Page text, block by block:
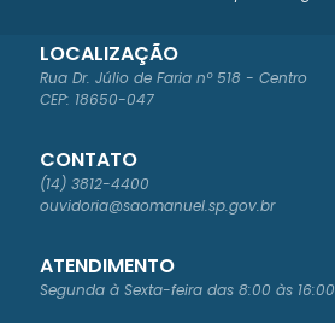
LOCALIZAÇÃO
Rua Dr. Júlio de Faria nº 518 - Centro
CEP: 18650-047
CONTATO
(14) 3812-4400
ouvidoria@saomanuel.sp.gov.br
ATENDIMENTO
Segunda à Sexta-feira das 8:00 às 16:00